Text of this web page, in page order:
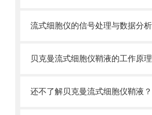
贝克曼流式细胞仪鞘液的工作原理